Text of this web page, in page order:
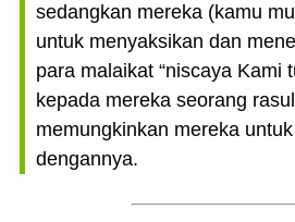
sedangkan mereka (kamu
untuk menyaksikan dan
para malaikat “niscaya Kami
kepada mereka seorang
memungkinkan mereka
dengannya.